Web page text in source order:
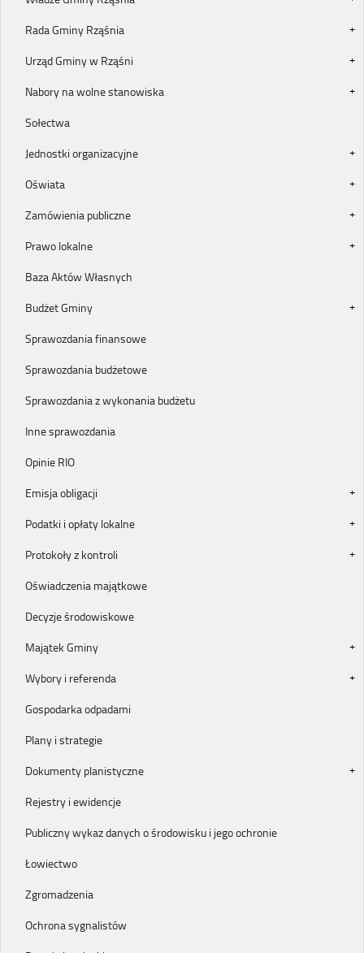
Rada Gminy Rząśnia
Urząd Gminy w Rząśni
Nabory na wolne stanowiska
Sołectwa
Jednostki organizacyjne
Oświata
Zamówienia publiczne
Prawo lokalne
Baza Aktów Własnych
Budżet Gminy
Sprawozdania finansowe
Sprawozdania budżetowe
Sprawozdania z wykonania budżetu
Inne sprawozdania
Opinie RIO
Emisja obligacji
Podatki i opłaty lokalne
Protokoły z kontroli
Oświadczenia majątkowe
Decyzje środowiskowe
Majątek Gminy
Wybory i referenda
Gospodarka odpadami
Plany i strategie
Dokumenty planistyczne
Rejestry i ewidencje
Publiczny wykaz danych o środowisku i jego ochronie
Łowiectwo
Zgromadzenia
Ochrona sygnalistów